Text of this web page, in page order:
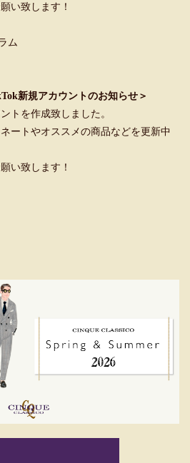
い致します！
ム
新規アカウントのお知らせ＞
トを作成致しました。
ートやオススメの商品などを更新中
い致します！